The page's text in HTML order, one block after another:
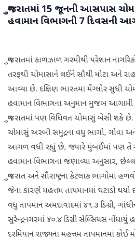
ગુજરાતમાં 15 જૂનની આસપાસ
હવામાન વિભાગની 7 દિવસની
ગુજરાતમાં કાળઝાળ ગરમીથી પરેશાન
તરફથી ચોમાસાને લઈને સૌથી મોટા અને
આવ્યા છે. દક્ષિણ ભારતમાં મેંગ્લોર સુધી
હવામાન વિભાગના અનુમાન મુજબ
ગુજરાતમાં પણ વિધિવત ચોમાસું બેસી શકે છે.
ચોમાસું અરબી સમુદ્રના વધુ ભાગો, ગોવા
આગળ વધી રહ્યું છે, જ્યારે મુંબઈમાં પણ
હવામાન વિભાગના જણાવ્યા અનુસાર,
ગુજરાત અને સૌરાષ્ટ્રના કેટલાક ભાગોમાં
જેના કારણે મહત્તમ તાપમાનમાં ઘટાડો
વધુ તાપમાન અમદાવાદમાં ૪૧.૩ ડિગ્રી,
સુરેન્દ્રનગરમાં ૪૦.૪ ડિગ્રી સેલ્સિયસ
દરમિયાન રાજ્યના મહત્તમ તાપમાનમાં કોઈ